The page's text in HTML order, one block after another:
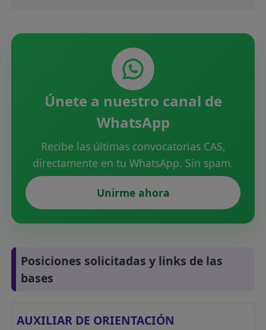
Únete a nuestro canal de
WhatsApp
Recibe las últimas convocatorias CAS,
directamente en tu WhatsApp. Sin spam.
Unirme ahora
Posiciones solicitadas y links de las
bases
AUXILIAR DE ORIENTACIÓN